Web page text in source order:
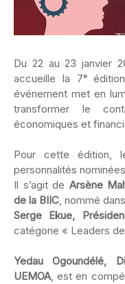
Du 22 au 23 janvier
accueille la 7ᵉ
événement met en
transformer le
économiques et
‎Pour cette édition,
personnalités
‎Il s’agit de Arsène
de la BIIC, nommé
Serge Ekue,
catégorie « Leaders
Yedau Ogoundélé,
UEMOA, est en